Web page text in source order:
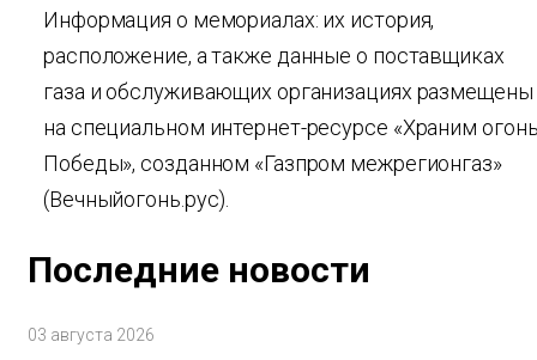
Информация о мемориалах: их история,
расположение, а также данные о поставщиках
газа и обслуживающих организациях размещены
на специальном интернет-ресурсе «Храним
Победы», созданном «Газпром межрегионгаз»
(Вечныйогонь.рус).
Последние новости
03 августа 2026